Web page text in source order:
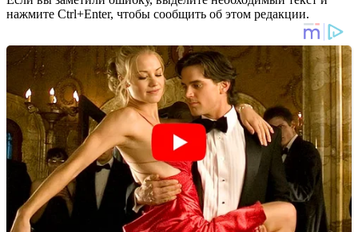
нажмите Ctrl+Enter, чтобы сообщить об этом редакции.